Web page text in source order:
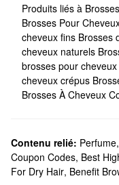
Produits liés à
Brosses Pour
cheveux fins Brosses
cheveux naturels
brosses pour
cheveux crépus
Brosses À Cheveux
Contenu relié: Perfume,
Coupon Codes, Best
For Dry Hair, Benefit